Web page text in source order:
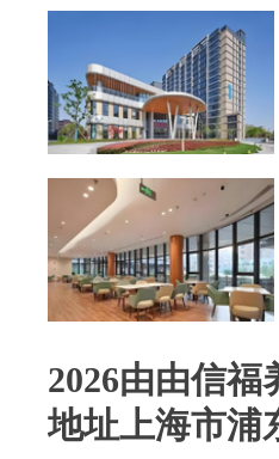
2026由由信福
地址上海市浦